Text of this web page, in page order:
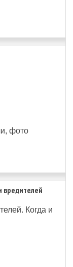
фото
вредителей
Когда и